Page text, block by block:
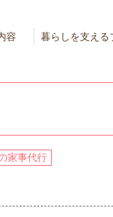
容 暮らしを支える
家事代行